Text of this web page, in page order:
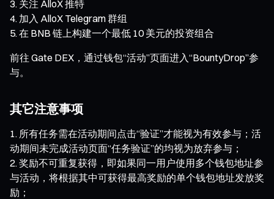
关注 AlloX 推特
加入 AlloX Telegram 群组
在 BNB 链上构建一个最低 10 美元的投资组合
前往 Gate DEX，通过钱包“活动”页面进入“BountyDrop”参
与。
其它注意事项
所有任务需在活动期间点击“验证”才能视为有效参与；活
动期间未完成活动页面“任务验证”的均视为放弃参与；
奖励不可重复获得，即如果同一用户使用多个钱包地址参
与活动，将根据其中可获得最高奖励的单个钱包地址发放奖
励；